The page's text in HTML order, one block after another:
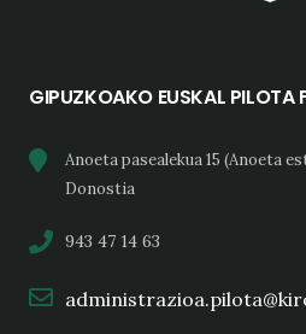
GIPUZKOAKO EUSKAL PILOTA
Anoeta pasealekua 15 (Anoeta
Donostia
943 47 14 63